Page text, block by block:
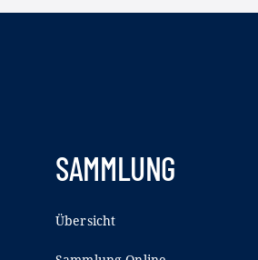
SAMMLUNG
Übersicht